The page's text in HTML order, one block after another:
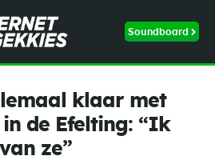
Soundboard
klaar met
de Efelting: “Ik
ze”